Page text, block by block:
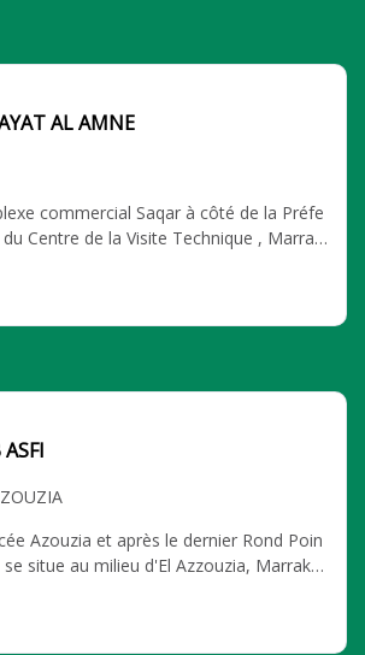
AL AMNE
commercial Saqar à côté de la Préfe
Centre de la Visite Technique , Marrak
Azouzia et après le dernier Rond Poin
situe au milieu d'El Azzouzia, Marrake